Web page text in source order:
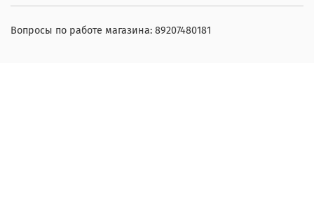
Вопросы по работе магазина: 89207480181